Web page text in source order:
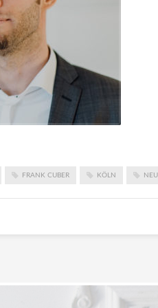
FRANK CUBER KÖLN NEU